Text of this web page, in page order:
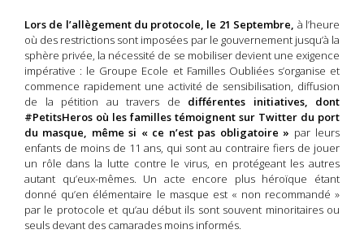
Lors de l’allègement du protocole, le 21 Septembre, à l’heure
où des restrictions sont imposées par le gouvernement jusqu’à la
sphère privée, la nécessité de se mobiliser devient une exigence
impérative : le Groupe Ecole et Familles Oubliées s’organise et
commence rapidement une activité de sensibilisation, diffusion
de la pétition au travers de différentes initiatives, dont
#PetitsHeros où les familles témoignent sur Twitter du port
du masque, même si « ce n’est pas obligatoire » par leurs
enfants de moins de 11 ans, qui sont au contraire fiers de jouer
un rôle dans la lutte contre le virus, en protégeant les autres
autant qu’eux-mêmes. Un acte encore plus héroïque étant
donné qu’en élémentaire le masque est « non recommandé »
par le protocole et qu’au début ils sont souvent minoritaires ou
seuls devant des camarades moins informés.